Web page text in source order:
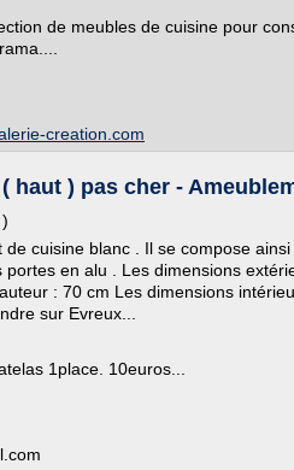
de meubles de cuisine pour
creation.com
haut ) pas cher -
cuisine blanc . Il se compose
en alu . Les dimensions
: 70 cm Les dimensions
sur Evreux...
1place. 10euros...